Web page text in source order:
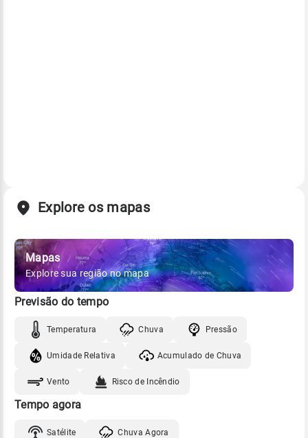
Explore os mapas
Mapas
Explore sua região no mapa
Previsão do tempo
Temperatura Chuva Pressão
Umidade Relativa Acumulado de Chuva
Vento Risco de Incêndio
Tempo agora
Satélite Chuva Agora